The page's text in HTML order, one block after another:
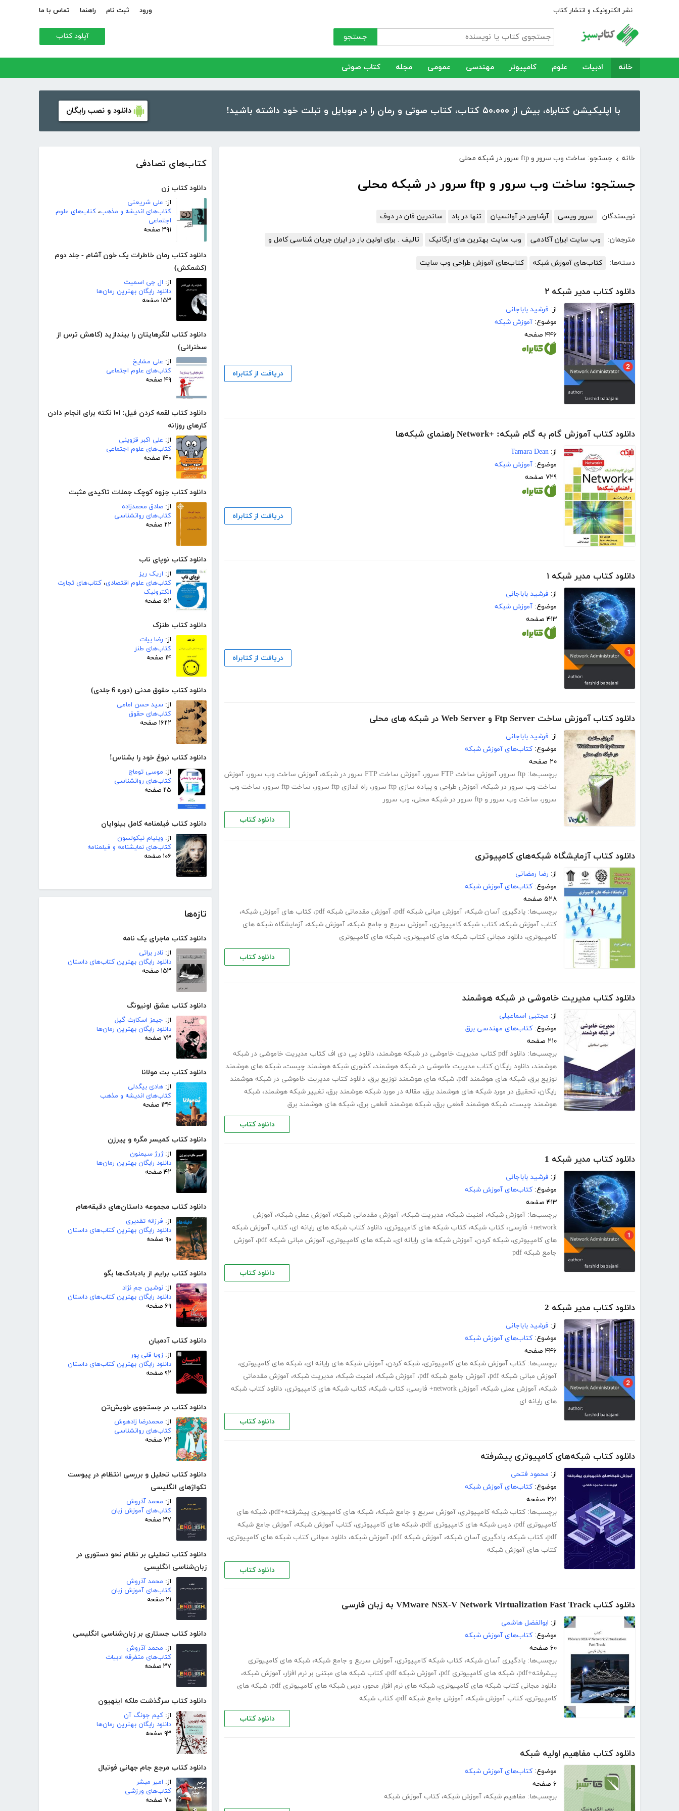
نشر الکترونیک و انتشار کتاب ورود ثبت نام راهنما تماس با ما
جستجو آپلود کتاب
خانه ادبیات علوم کامپیوتر مهندسی عمومی مجله کتاب صوتی
با اپلیکیشن کتابراه، بیش از ۵۰،۰۰۰ کتاب، کتاب صوتی و رمان را در موبایل و تبلت خود داشته باشید! دانلود و نصب رایگان
کتاب‌های تصادفی
دانلود کتاب زن
از: علی شریعتی
کتاب‌های اندیشه و مذهب، کتاب‌های علوم
اجتماعی
۳۹۱ صفحه
دانلود کتاب رمان خاطرات یک خون آشام - جلد دوم
(کشمکش)
از: ال جی اسمیت
دانلود رایگان بهترین رمان‌ها
۱۵۳ صفحه
دانلود کتاب لنگرهایتان را بیندازید (کاهش ترس از
سخنرانی)
از: علی مشایخ
کتاب‌های علوم اجتماعی
۴۹ صفحه
دانلود کتاب لقمه کردن فیل: ۱۰۱ نکته برای انجام دادن
کارهای روزانه
از: علی اکبر قزوینی
کتاب‌های علوم اجتماعی
۱۴۰ صفحه
دانلود کتاب جزوه کوچک جملات تاکیدی مثبت
از: صادق محمدزاده
کتاب‌های روانشناسی
۲۲ صفحه
دانلود کتاب نوپای ناب
از: اریک ریز
کتاب‌های علوم اقتصادی، کتاب‌های تجارت
الکترونیک
۵۲ صفحه
دانلود کتاب طنزک
از: رضا بیات
کتاب‌های طنز
۱۴ صفحه
دانلود کتاب حقوق مدنی (دوره 6 جلدی)
از: سید حسن امامی
کتاب‌های حقوق
۱۶۲۲ صفحه
دانلود کتاب نبوغ خود را بشناس!
از: موسی توماج
کتاب‌های روانشناسی
۲۵ صفحه
دانلود کتاب فیلمنامه کامل بینوایان
از: ویلیام نیکولسون
کتاب‌های نمایشنامه و فیلمنامه
۱۰۶ صفحه
تازه‌ها
دانلود کتاب ماجرای یک نامه
از: نادر براتی
دانلود رایگان بهترین کتاب‌های داستان
۱۵۳ صفحه
دانلود کتاب عشق اونیونگ
از: جیمز اسکارث گیل
دانلود رایگان بهترین رمان‌ها
۷۳ صفحه
دانلود کتاب بت مولانا
از: هادی بیگدلی
کتاب‌های اندیشه و مذهب
۱۳۴ صفحه
دانلود کتاب کمیسر مگره و پیرزن
از:ژرژ سیمنون
دانلود رایگان بهترین رمان‌ها
۴۲ صفحه
دانلود کتاب مجموعه داستان‌های دقیقه‌هام
از: فرزانه تقدیری
دانلود رایگان بهترین کتاب‌های داستان
۹۰ صفحه
دانلود کتاب برایم از بادبادک‌ها بگو
از: نوشین جم نژاد
دانلود رایگان بهترین کتاب‌های داستان
۶۹ صفحه
دانلود کتاب آدمیان
از: زویا قلی پور
دانلود رایگان بهترین کتاب‌های داستان
۹۲ صفحه
دانلود کتاب در جستجوی خویش‌تن
از: محمدرضا زادهوش
کتاب‌های روانشناسی
۷۲ صفحه
دانلود کتاب تحلیل و بررسی انتظام در پیوست
تکواژهای انگلیسی
از: محمد آذروش
کتاب‌های آموزش زبان
۳۷ صفحه
دانلود کتاب تحلیلی بر نظام نحو دستوری در
زبان‌شناسی انگلیسی
از: محمد آذروش
کتاب‌های آموزش زبان
۲۱ صفحه
دانلود کتاب جستاری بر زبان‌شناسی انگلیسی
از: محمد آذروش
کتاب‌های متفرقه ادبیات
۳۷ صفحه
دانلود کتاب سرگذشت ملکه اینهیون
از: کیم جونگ آن
دانلود رایگان بهترین رمان‌ها
۹۳ صفحه
دانلود کتاب مرجع جام جهانی فوتبال
از: امیر مبشر
کتاب‌های ورزشی
۷۰ صفحه
خانه › جستجو: ساخت وب سرور و ftp سرور در شبکه محلی
جستجو: ساخت وب سرور و ftp سرور در شبکه محلی
نویسندگان: سرور ویسی آرشاویر در آوانسیان تنها در باد ساندرین فان در دوف
مترجمان: وب سایت ایران آکادمی وب سایت بهترین های ارگانیک تالیف . برای اولین بار در ایران جریان شناسی کامل و
دسته‌ها: کتاب‌های آموزش شبکه کتاب‌های آموزش طراحی وب سایت
دانلود کتاب مدیر شبکه ۲
از: فرشید باباجانی
موضوع: آموزش شبکه
۴۴۶ صفحه
دریافت از کتابراه
دانلود کتاب آموزش گام به گام شبکه: +Network راهنمای شبکه‌ها
از: Tamara Dean
موضوع: آموزش شبکه
۷۲۹ صفحه
دریافت از کتابراه
دانلود کتاب مدیر شبکه ۱
از: فرشید باباجانی
موضوع: آموزش شبکه
۴۱۳ صفحه
دریافت از کتابراه
دانلود کتاب آموزش ساخت Ftp Server و Web Server در شبکه های محلی
از: فرشید باباجانی
موضوع: کتاب‌های آموزش شبکه
۲۰ صفحه
برچسب‌ها: ftp سرور ، آموزش ساخت FTP سرور ، آموزش ساخت FTP سرور در شبکه ، آموزش ساخت وب سرور، آموزش
ساخت وب سرور در شبکه، آموزش طراحی و پیاده سازی ftp سرور ، راه اندازی ftp سرور ، ساخت ftp سرور ، ساخت وب
سرور، ساخت وب سرور و ftp سرور در شبکه محلی ، وب سرور
دانلود کتاب
دانلود کتاب آزمایشگاه شبکه‌های کامپیوتری
از: رضا رمضانی
موضوع: کتاب‌های آموزش شبکه
۵۲۸ صفحه
برچسب‌ها: یادگیری آسان شبکه، آموزش مبانی شبکه pdf ، آموزش مقدماتی شبکه pdf ، کتاب های آموزش شبکه،
کتاب آموزش شبکه، کتاب شبکه کامپیوتری، آموزش سریع و جامع شبکه، آموزش شبکه، آزمایشگاه شبکه های
کامپیوتری، دانلود مجانی کتاب شبکه های کامپیوتری، شبکه های کامپیوتری
دانلود کتاب
دانلود کتاب مدیریت خاموشی در شبکه هوشمند
از: مجتبی اسماعیلی
موضوع: کتاب‌های مهندسی برق
۲۱۰ صفحه
برچسب‌ها: دانلود pdf کتاب مدیریت خاموشی در شبکه هوشمند ، دانلود پی دی اف کتاب مدیریت خاموشی در شبکه
هوشمند، دانلود رایگان کتاب مدیریت خاموشی در شبکه هوشمند، کشوری شبکه هوشمند چیست، شبکه های هوشمند
توزیع برق، شبکه های هوشمند pdf ، شبکه های هوشمند توزیع برق، دانلود کتاب مدیریت خاموشی در شبکه هوشمند
رایگان، تحقیق در مورد شبکه های هوشمند برق، مقاله در مورد شبکه هوشمند برق، تغییر شبکه هوشمند، شبکه
هوشمند چیست، شبکه هوشمند قطعی برق، شبکه هوشمند قطعی برق، شبکه های هوشمند برق
دانلود کتاب
دانلود کتاب مدیر شبکه 1
از: فرشید باباجانی
موضوع: کتاب‌های آموزش شبکه
۴۱۳ صفحه
برچسب‌ها: آموزش شبکه، امنیت شبکه، مدیریت شبکه، آموزش مقدماتی شبکه، آموزش عملی شبکه، آموزش
network+ فارسی
، کتاب شبکه، کتاب شبکه های کامپیوتری، دانلود کتاب شبکه های رایانه ای، کتاب آموزش شبکه
های کامپیوتری، شبکه کردن، آموزش شبکه های رایانه ای، شبکه های کامپیوتری، آموزش مبانی شبکه pdf ، آموزش
جامع شبکه pdf
دانلود کتاب
دانلود کتاب مدیر شبکه 2
از: فرشید باباجانی
موضوع: کتاب‌های آموزش شبکه
۴۴۶ صفحه
برچسب‌ها: کتاب آموزش شبکه های کامپیوتری، شبکه کردن، آموزش شبکه های رایانه ای، شبکه های کامپیوتری،
آموزش مبانی شبکه pdf
، آموزش جامع شبکه pdf ، آموزش شبکه، امنیت شبکه، مدیریت شبکه، آموزش مقدماتی
شبکه، آموزش عملی شبکه، آموزش network+ فارسی ، کتاب شبکه، کتاب شبکه های کامپیوتری، دانلود کتاب شبکه
های رایانه ای
دانلود کتاب
دانلود کتاب شبکه‌های کامپیوتری پیشرفته
از: محمود فتحی
موضوع: کتاب‌های آموزش شبکه
۲۶۱ صفحه
برچسب‌ها: کتاب شبکه کامپیوتری، آموزش سریع و جامع شبکه، شبکه های کامپیوتری پیشرفته+pdf ، شبکه های
کامپیوتری pdf
، درس شبکه های کامپیوتری pdf ، شبکه های کامپیوتری، کتاب آموزش شبکه، آموزش جامع شبکه
pdf، کتاب شبکه، یادگیری آسان شبکه، آموزش شبکه pdf ، آموزش شبکه، دانلود مجانی کتاب شبکه های کامپیوتری،
کتاب های آموزش شبکه
دانلود کتاب
دانلود کتاب VMware NSX-V Network Virtualization Fast Track به زبان فارسی
از: ابوالفضل هاشمی
موضوع: کتاب‌های آموزش شبکه
۶۰ صفحه
برچسب‌ها: یادگیری آسان شبکه، کتاب شبکه کامپیوتری، آموزش سریع و جامع شبکه، شبکه های کامپیوتری
پیشرفته+pdf
، شبکه های کامپیوتری pdf ، آموزش شبکه pdf ، کتاب شبکه های مبتنی بر نرم افزار، آموزش شبکه،
دانلود مجانی کتاب شبکه های کامپیوتری، شبکه های نرم افزار محور، درس شبکه های کامپیوتری pdf ، شبکه های
کامپیوتری، کتاب آموزش شبکه، آموزش جامع شبکه pdf ، کتاب شبکه
دانلود کتاب
دانلود کتاب مفاهیم اولیه شبکه
موضوع: کتاب‌های آموزش شبکه
۶ صفحه
برچسب‌ها: مفاهیم شبکه، آموزش شبکه، کتاب آموزش شبکه